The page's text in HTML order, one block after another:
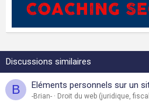
Discussions similaires
B Eléments personnels sur un
-Brian-
Droit du web (juridique,